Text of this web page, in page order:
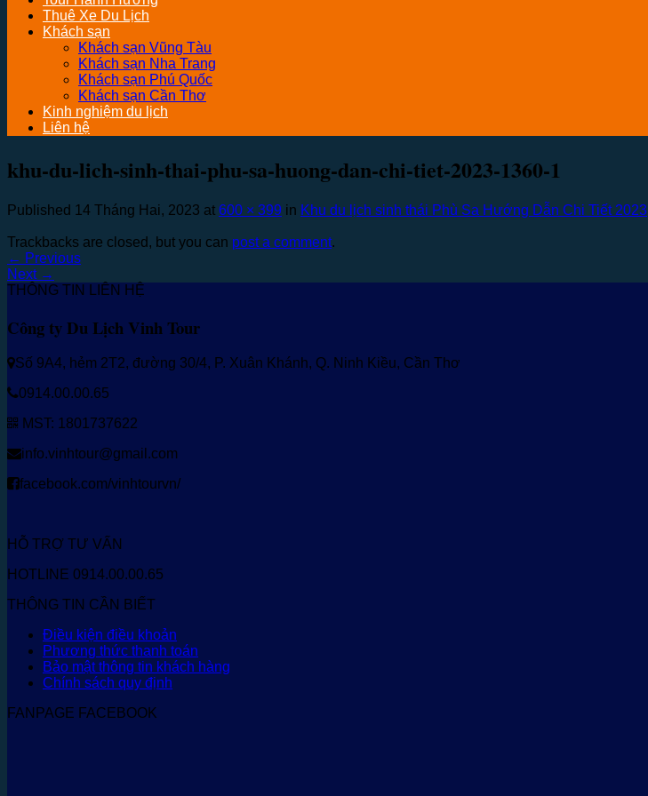
Thuê Xe Du Lịch
Khách sạn
Khách sạn Vũng Tàu
Khách sạn Nha Trang
Khách sạn Phú Quốc
Khách sạn Cần Thơ
Kinh nghiệm du lịch
Liên hệ
khu-du-lich-sinh-thai-phu-sa-huong-dan-chi-tiet-2023-1360-1
Published 14 Tháng Hai, 2023 at 600 × 399 in Khu du lịch sinh thái Phù Sa Hướng Dẫn Chi Tiết 2023
Trackbacks are closed, but you can post a comment.
← Previous
Next →
THÔNG TIN LIÊN HỆ
Công ty Du Lịch Vinh Tour
Số 9A4, hẻm 2T2, đường 30/4, P. Xuân Khánh, Q. Ninh Kiều, Cần Thơ
0914.00.00.65
MST: 1801737622
info.vinhtour@gmail.com
facebook.com/vinhtourvn/
HỖ TRỢ TƯ VẤN
HOTLINE 0914.00.00.65
THÔNG TIN CẦN BIẾT
Điều kiện điều khoản
Phương thức thanh toán
Bảo mật thông tin khách hàng
Chính sách quy định
FANPAGE FACEBOOK